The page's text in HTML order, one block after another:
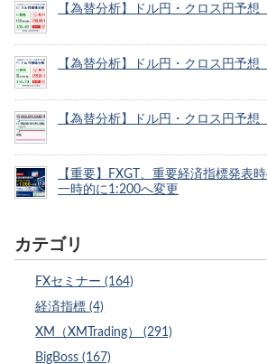
【為替分析】ドル円・クロス円予想
【為替分析】ドル円・クロス円予想
【為替分析】ドル円・クロス円予想
【重要】FXGT、重要経済指標発表
一時的に1:200へ変更
カテゴリ
FXセミナー (164)
経済指標 (4)
XM（XMTrading） (291)
BigBoss (167)